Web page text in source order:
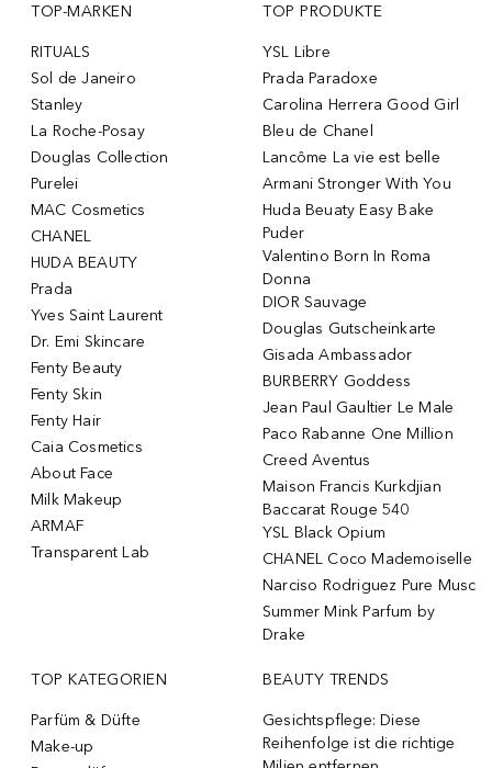
TOP-MARKEN
RITUALS
Sol de Janeiro
Stanley
La Roche-Posay
Douglas Collection
Purelei
MAC Cosmetics
CHANEL
HUDA BEAUTY
Prada
Yves Saint Laurent
Dr. Emi Skincare
Fenty Beauty
Fenty Skin
Fenty Hair
Caia Cosmetics
About Face
Milk Makeup
ARMAF
Transparent Lab
TOP PRODUKTE
YSL Libre
Prada Paradoxe
Carolina Herrera Good Girl
Bleu de Chanel
Lancôme La vie est belle
Armani Stronger With You
Huda Beuaty Easy Bake
Puder
Valentino Born In Roma
Donna
DIOR Sauvage
Douglas Gutscheinkarte
Gisada Ambassador
BURBERRY Goddess
Jean Paul Gaultier Le Male
Paco Rabanne One Million
Creed Aventus
Maison Francis Kurkdjian
Baccarat Rouge 540
YSL Black Opium
CHANEL Coco Mademoiselle
Narciso Rodriguez Pure Musc
Summer Mink Parfum by
Drake
TOP KATEGORIEN
Parfüm & Düfte
Make-up
BEAUTY TRENDS
Gesichtspflege: Diese
Reihenfolge ist die richtige